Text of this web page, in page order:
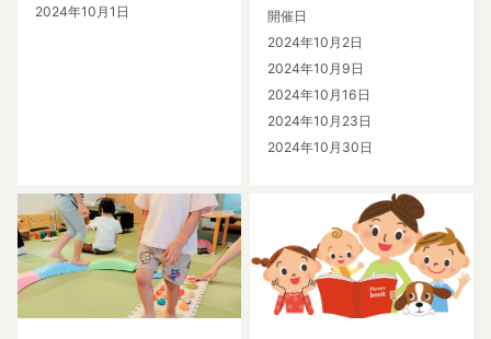
2024年10月1日
開催日
2024年10月2日
2024年10月9日
2024年10月16日
2024年10月23日
2024年10月30日